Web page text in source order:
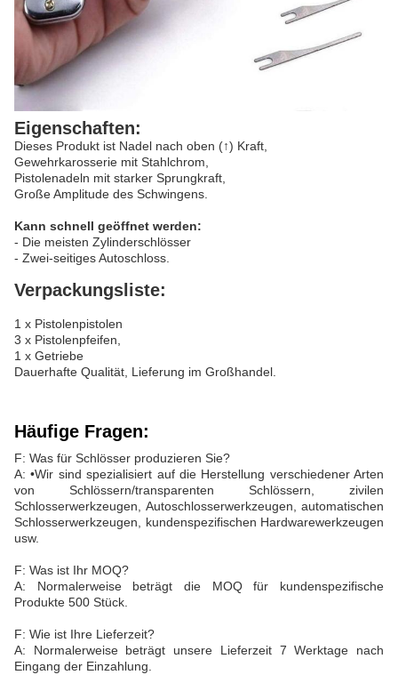
Eigenschaften:
Dieses Produkt ist Nadel nach oben (↑) Kraft,
Gewehrkarosserie mit Stahlchrom,
Pistolenadeln mit starker Sprungkraft,
Große Amplitude des Schwingens.
Kann schnell geöffnet werden:
- Die meisten Zylinderschlösser
- Zwei-seitiges Autoschloss.
Verpackungsliste:
1 x Pistolenpistolen
3 x Pistolenpfeifen,
1 x Getriebe
Dauerhafte Qualität, Lieferung im Großhandel.
Häufige Fragen:
F: Was für Schlösser produzieren Sie?
A: •Wir sind spezialisiert auf die Herstellung verschiedener Arten
von Schlössern/transparenten Schlössern, zivilen
Schlosserwerkzeugen, Autoschlosserwerkzeugen, automatischen
Schlosserwerkzeugen, kundenspezifischen Hardwarewerkzeugen
usw.
F: Was ist Ihr MOQ?
A: Normalerweise beträgt die MOQ für kundenspezifische
Produkte 500 Stück.
F: Wie ist Ihre Lieferzeit?
A: Normalerweise beträgt unsere Lieferzeit 7 Werktage nach
Eingang der Einzahlung.